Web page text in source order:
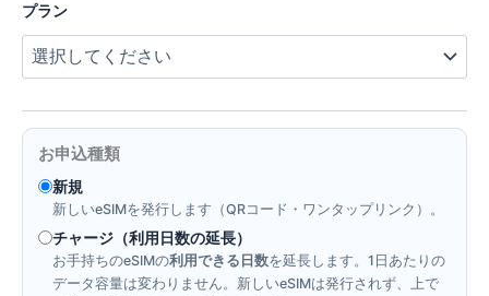
プラン
お申込種類
新規
新しいeSIMを発行します（QRコード・ワンタップリンク）。
チャージ（利用日数の延長）
お手持ちのeSIMの利用できる日数を延長します。1日あたりの
データ容量は変わりません。新しいeSIMは発行されず、上で